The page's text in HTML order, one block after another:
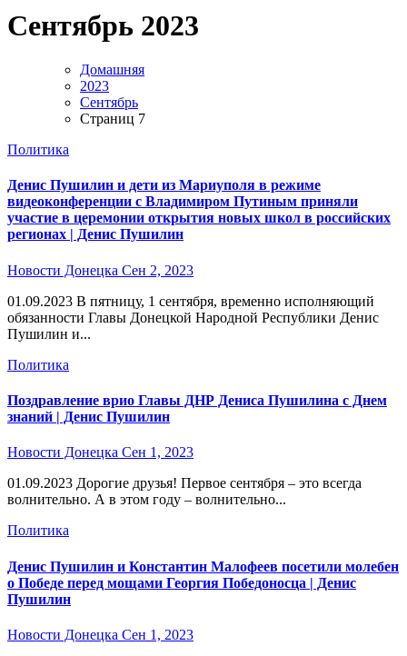
Сентябрь 2023
Домашняя
2023
Сентябрь
Страниц 7
Политика
Денис Пушилин и дети из Мариуполя в режиме
видеоконференции с Владимиром Путиным приняли
участие в церемонии открытия новых школ в российских
регионах | Денис Пушилин
Новости Донецка Сен 2, 2023
01.09.2023 В пятницу, 1 сентября, временно исполняющий
обязанности Главы Донецкой Народной Республики Денис
Пушилин и...
Политика
Поздравление врио Главы ДНР Дениса Пушилина с Днем
знаний | Денис Пушилин
Новости Донецка Сен 1, 2023
01.09.2023 Дорогие друзья! Первое сентября – это всегда
волнительно. А в этом году – волнительно...
Политика
Денис Пушилин и Константин Малофеев посетили молебен
о Победе перед мощами Георгия Победоносца | Денис
Пушилин
Новости Донецка Сен 1, 2023